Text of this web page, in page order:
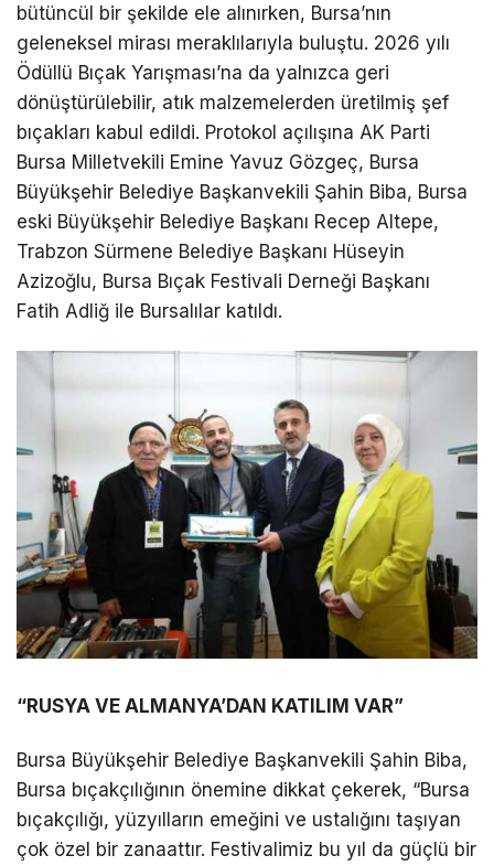
bütüncül bir şekilde ele alınırken, Bursa’nın
geleneksel mirası meraklılarıyla buluştu. 2026 yılı
Ödüllü Bıçak Yarışması’na da yalnızca geri
dönüştürülebilir, atık malzemelerden üretilmiş şef
bıçakları kabul edildi. Protokol açılışına AK Parti
Bursa Milletvekili Emine Yavuz Gözgeç, Bursa
Büyükşehir Belediye Başkanvekili Şahin Biba, Bursa
eski Büyükşehir Belediye Başkanı Recep Altepe,
Trabzon Sürmene Belediye Başkanı Hüseyin
Azizoğlu, Bursa Bıçak Festivali Derneği Başkanı
Fatih Adliğ ile Bursalılar katıldı.
“RUSYA VE ALMANYA’DAN KATILIM VAR”
Bursa Büyükşehir Belediye Başkanvekili Şahin Biba,
Bursa bıçakçılığının önemine dikkat çekerek, “Bursa
bıçakçılığı, yüzyılların emeğini ve ustalığını taşıyan
çok özel bir zanaattır. Festivalimiz bu yıl da güçlü bir